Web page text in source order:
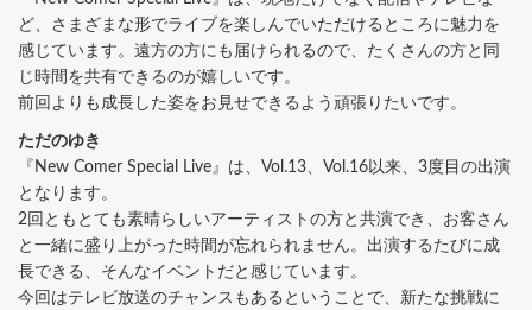
ど、さまざまな形でライブを楽しんでいただけるところに魅力を
感じています。遠方の方にも届けられるので、たくさんの方と同
じ時間を共有できるのが嬉しいです。
前回よりも成長した姿をお見せできるよう頑張りたいです。
ただのゆき
『New Comer Special Live』は、Vol.13、Vol.16以来、3度目の出演
となります。
2回ともとても素晴らしいアーティストの方と共演でき、お客さん
と一緒に盛り上がった時間が忘れられません。出演するたびに成
長できる、そんなイベントだと感じています。
今回はテレビ放送のチャンスもあるということで、新たな挑戦に